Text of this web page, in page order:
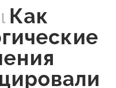
Как